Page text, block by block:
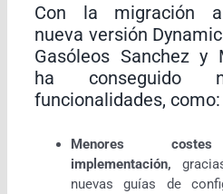
Con la migración
nueva versión
Gasóleos Sanchez y
ha conseguido
funcionalidades, como:
Menores
implementación,
nuevas guías de